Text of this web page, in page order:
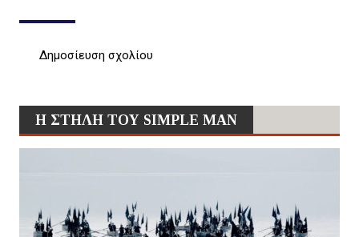
Δημοσίευση σχολίου
Η ΣΤΗΛΗ ΤΟΥ SIMPLE MAN